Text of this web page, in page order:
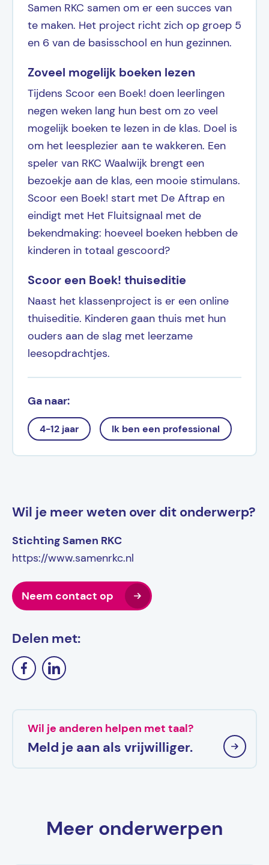
Samen RKC samen om er een succes van
te maken. Het project richt zich op groep 5
en 6 van de basisschool en hun gezinnen.
Zoveel mogelijk boeken lezen
Tijdens Scoor een Boek! doen leerlingen
negen weken lang hun best om zo veel
mogelijk boeken te lezen in de klas. Doel is
om het leesplezier aan te wakkeren. Een
speler van RKC Waalwijk brengt een
bezoekje aan de klas, een mooie stimulans.
Scoor een Boek! start met De Aftrap en
eindigt met Het Fluitsignaal met de
bekendmaking: hoeveel boeken hebben de
kinderen in totaal gescoord?
Scoor een Boek! thuiseditie
Naast het klassenproject is er een online
thuiseditie. Kinderen gaan thuis met hun
ouders aan de slag met leerzame
leesopdrachtjes.
Ga naar:
4-12 jaar Ik ben een professional
Wil je meer weten over dit onderwerp?
Stichting Samen RKC
https://www.samenrkc.nl
Neem contact op
Delen met:
Wil je anderen helpen met taal?
Meld je aan als vrijwilliger.
Meer onderwerpen